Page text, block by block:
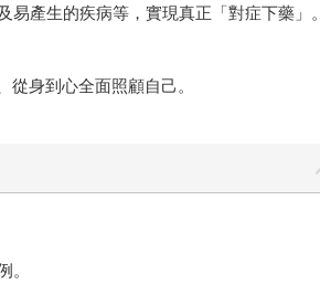
產生的疾病等，實現真正「對症下藥」。
身到心全面照顧自己。
。